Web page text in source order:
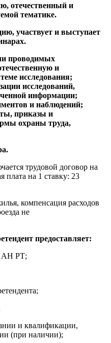
отечественный и
тематике.
участвует и выступает
проводимых
и
исследования;
исследований,
информации;
и наблюдений;
приказы и
охраны труда,
трудовой договор на
плата на 1 ставку: 23
компенсация расходов
не
предоставляет:
АН РТ;
и квалификации,
(при наличии);